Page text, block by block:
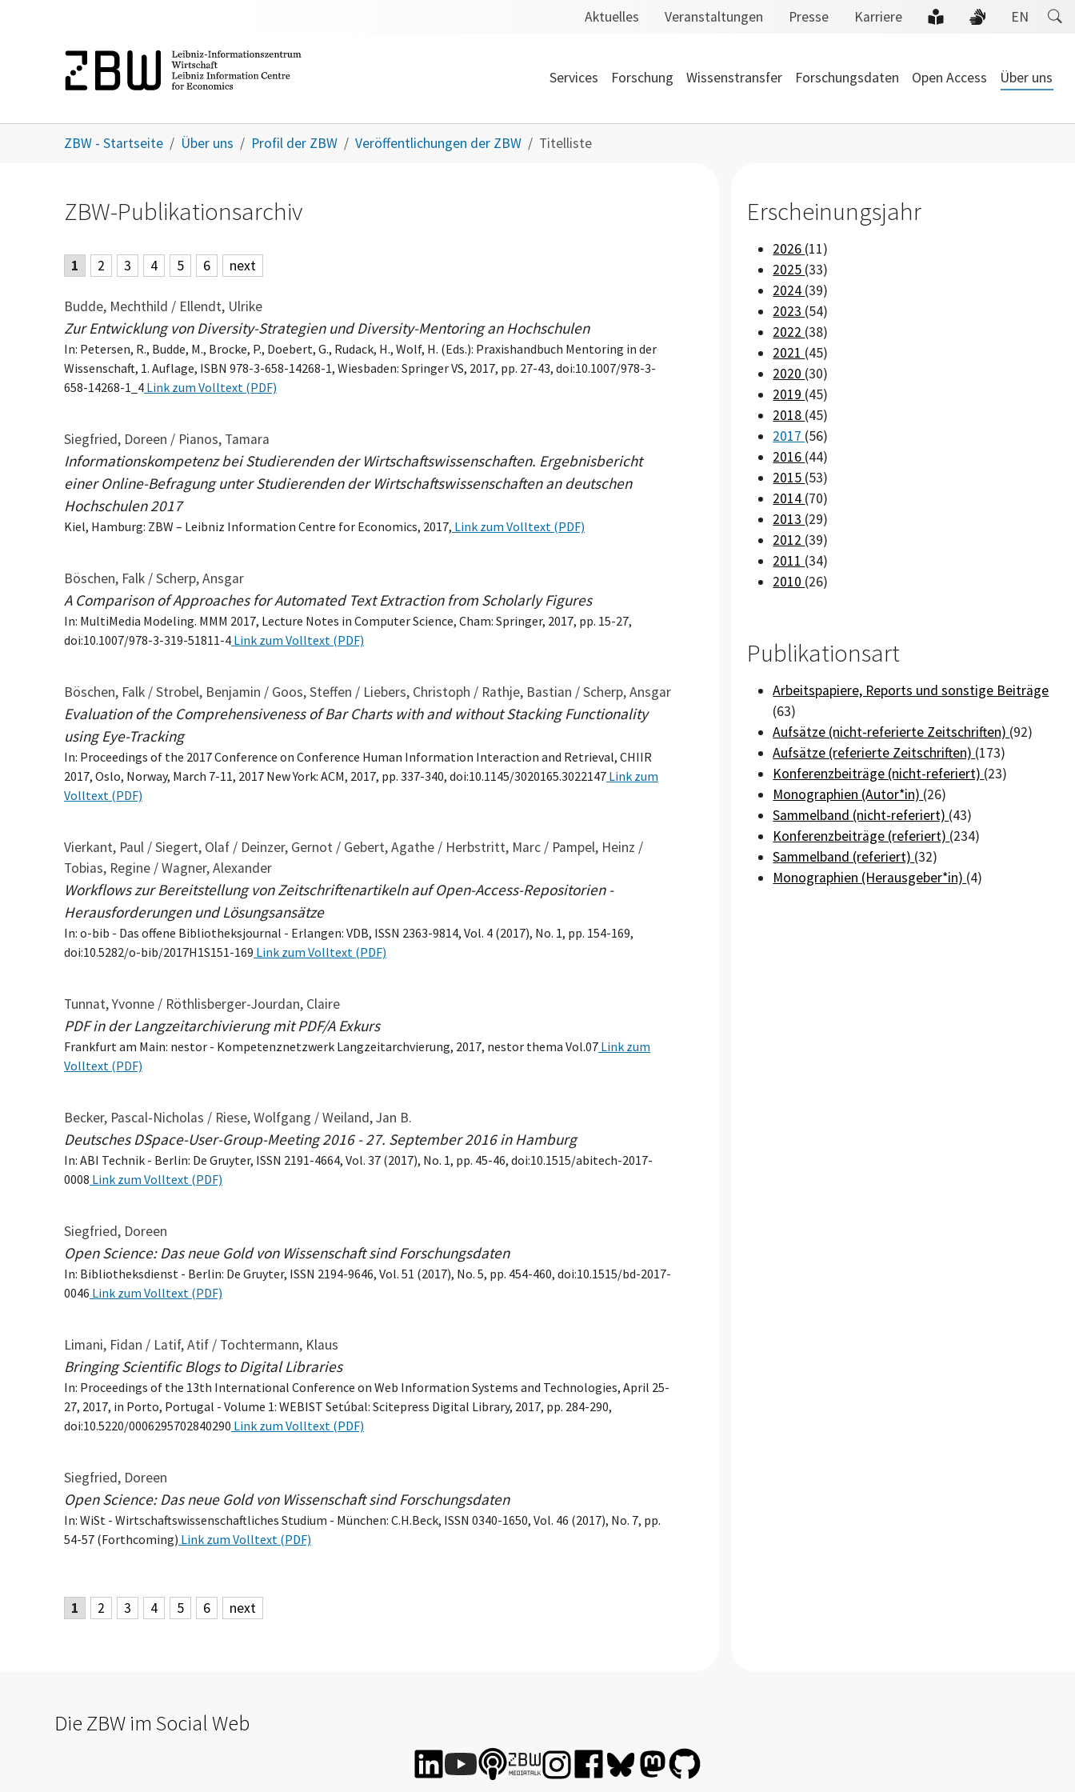
Aktuelles Veranstaltungen Presse Karriere EN
Services Forschung Wissenstransfer Forschungsdaten Open Access Über uns
ZBW - Startseite Über uns Profil der ZBW Veröffentlichungen der ZBW Titelliste
ZBW-Publikationsarchiv
1 2 3 4 5 6 next
Budde, Mechthild / Ellendt, Ulrike
Zur Entwicklung von Diversity-Strategien und Diversity-Mentoring an Hochschulen
In: Petersen, R., Budde, M., Brocke, P., Doebert, G., Rudack, H., Wolf, H. (Eds.): Praxishandbuch Mentoring in der
Wissenschaft, 1. Auflage, ISBN 978-3-658-14268-1, Wiesbaden: Springer VS, 2017, pp. 27-43, doi:10.1007/978-3-
658-14268-1_4 Link zum Volltext (PDF)
Siegfried, Doreen / Pianos, Tamara
Informationskompetenz bei Studierenden der Wirtschaftswissenschaften. Ergebnisbericht
einer Online-Befragung unter Studierenden der Wirtschaftswissenschaften an deutschen
Hochschulen 2017
Kiel, Hamburg: ZBW – Leibniz Information Centre for Economics, 2017, Link zum Volltext (PDF)
Böschen, Falk / Scherp, Ansgar
A Comparison of Approaches for Automated Text Extraction from Scholarly Figures
In: MultiMedia Modeling. MMM 2017, Lecture Notes in Computer Science, Cham: Springer, 2017, pp. 15-27,
doi:10.1007/978-3-319-51811-4 Link zum Volltext (PDF)
Böschen, Falk / Strobel, Benjamin / Goos, Steffen / Liebers, Christoph / Rathje, Bastian / Scherp, Ansgar
Evaluation of the Comprehensiveness of Bar Charts with and without Stacking Functionality
using Eye-Tracking
In: Proceedings of the 2017 Conference on Conference Human Information Interaction and Retrieval, CHIIR
2017, Oslo, Norway, March 7-11, 2017 New York: ACM, 2017, pp. 337-340, doi:10.1145/3020165.3022147 Link zum
Volltext (PDF)
Vierkant, Paul / Siegert, Olaf / Deinzer, Gernot / Gebert, Agathe / Herbstritt, Marc / Pampel, Heinz /
Tobias, Regine / Wagner, Alexander
Workflows zur Bereitstellung von Zeitschriftenartikeln auf Open-Access-Repositorien -
Herausforderungen und Lösungsansätze
In: o-bib - Das offene Bibliotheksjournal - Erlangen: VDB, ISSN 2363-9814, Vol. 4 (2017), No. 1, pp. 154-169,
doi:10.5282/o-bib/2017H1S151-169 Link zum Volltext (PDF)
Tunnat, Yvonne / Röthlisberger-Jourdan, Claire
PDF in der Langzeitarchivierung mit PDF/A Exkurs
Frankfurt am Main: nestor - Kompetenznetzwerk Langzeitarchvierung, 2017, nestor thema Vol.07 Link zum
Volltext (PDF)
Becker, Pascal-Nicholas / Riese, Wolfgang / Weiland, Jan B.
Deutsches DSpace-User-Group-Meeting 2016 - 27. September 2016 in Hamburg
In: ABI Technik - Berlin: De Gruyter, ISSN 2191-4664, Vol. 37 (2017), No. 1, pp. 45-46, doi:10.1515/abitech-2017-
0008 Link zum Volltext (PDF)
Siegfried, Doreen
Open Science: Das neue Gold von Wissenschaft sind Forschungsdaten
In: Bibliotheksdienst - Berlin: De Gruyter, ISSN 2194-9646, Vol. 51 (2017), No. 5, pp. 454-460, doi:10.1515/bd-2017-
0046 Link zum Volltext (PDF)
Limani, Fidan / Latif, Atif / Tochtermann, Klaus
Bringing Scientific Blogs to Digital Libraries
In: Proceedings of the 13th International Conference on Web Information Systems and Technologies, April 25-
27, 2017, in Porto, Portugal - Volume 1: WEBIST Setúbal: Scitepress Digital Library, 2017, pp. 284-290,
doi:10.5220/0006295702840290 Link zum Volltext (PDF)
Siegfried, Doreen
Open Science: Das neue Gold von Wissenschaft sind Forschungsdaten
In: WiSt - Wirtschaftswissenschaftliches Studium - München: C.H.Beck, ISSN 0340-1650, Vol. 46 (2017), No. 7, pp.
54-57 (Forthcoming) Link zum Volltext (PDF)
1 2 3 4 5 6 next
Erscheinungsjahr
2026 (11)
2025 (33)
2024 (39)
2023 (54)
2022 (38)
2021 (45)
2020 (30)
2019 (45)
2018 (45)
2017 (56)
2016 (44)
2015 (53)
2014 (70)
2013 (29)
2012 (39)
2011 (34)
2010 (26)
Publikationsart
Arbeitspapiere, Reports und sonstige Beiträge
(63)
Aufsätze (nicht-referierte Zeitschriften) (92)
Aufsätze (referierte Zeitschriften) (173)
Konferenzbeiträge (nicht-referiert) (23)
Monographien (Autor*in) (26)
Sammelband (nicht-referiert) (43)
Konferenzbeiträge (referiert) (234)
Sammelband (referiert) (32)
Monographien (Herausgeber*in) (4)
Die ZBW im Social Web